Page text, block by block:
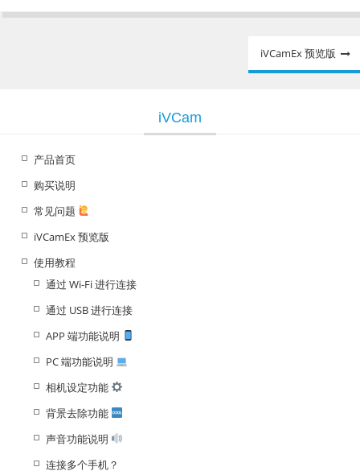
iVCamEx 预览版
iVCam
产品首页
购买说明
常见问题
iVCamEx 预览版
使用教程
通过 Wi-Fi 进行连接
通过 USB 进行连接
APP 端功能说明
PC 端功能说明
相机设定功能
背景去除功能
声音功能说明
连接多个手机？